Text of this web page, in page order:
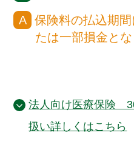
保険料の払込期
たは一部損金とな
法人向け医療保険
扱い詳しくはこちら